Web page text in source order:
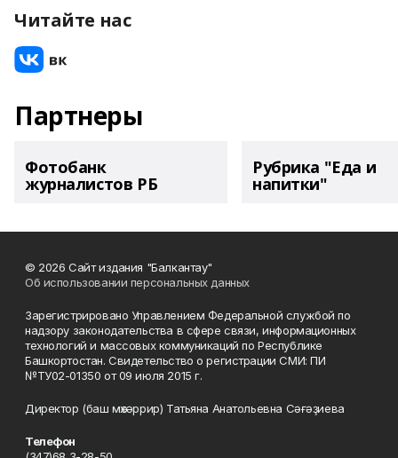
Читайте нас
Партнеры
Фотобанк
журналистов РБ
Рубрика "Еда и
напитки"
© 2026 Сайт издания "Балкантау"
Об использовании персональных данных
Зарегистрировано Управлением Федеральной службой по
надзору законодательства в сфере связи, информационных
технологий и массовых коммуникаций по Республике
Башкортостан. Свидетельство о регистрации СМИ: ПИ
№ТУ02-01350 от 09 июля 2015 г.
Директор (баш мөхәррир) Татьяна Анатольевна Сәғәҙиева
Телефон